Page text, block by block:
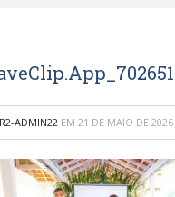
ADMIN22 EM 21 DE MAIO DE 2026